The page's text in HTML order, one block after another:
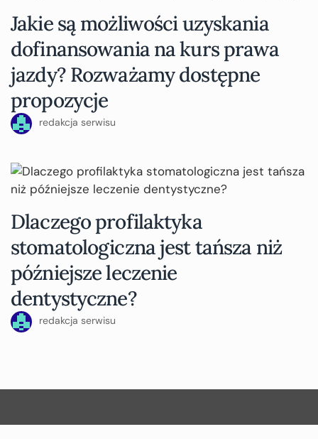
Jakie są możliwości uzyskania
dofinansowania na kurs prawa
jazdy? Rozważamy dostępne
propozycje
redakcja serwisu
Dlaczego profilaktyka
stomatologiczna jest tańsza niż
późniejsze leczenie
dentystyczne?
redakcja serwisu